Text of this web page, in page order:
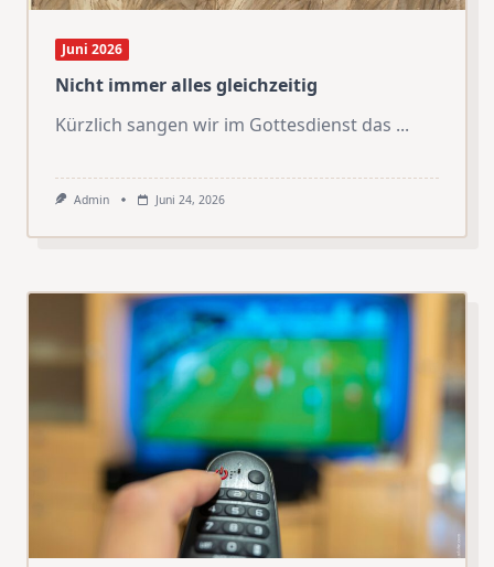
Juni 2026
Nicht immer alles gleichzeitig
Kürzlich sangen wir im Gottesdienst das ...
Admin Juni 24, 2026